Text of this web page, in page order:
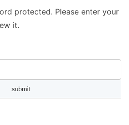
protected. Please enter your
it.